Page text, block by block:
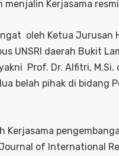
menjalin Kerjasama
oleh Ketua Jurusan
UNSRI daerah Bukit
Prof. Dr. Alfitri,
belah pihak di bidang
of International